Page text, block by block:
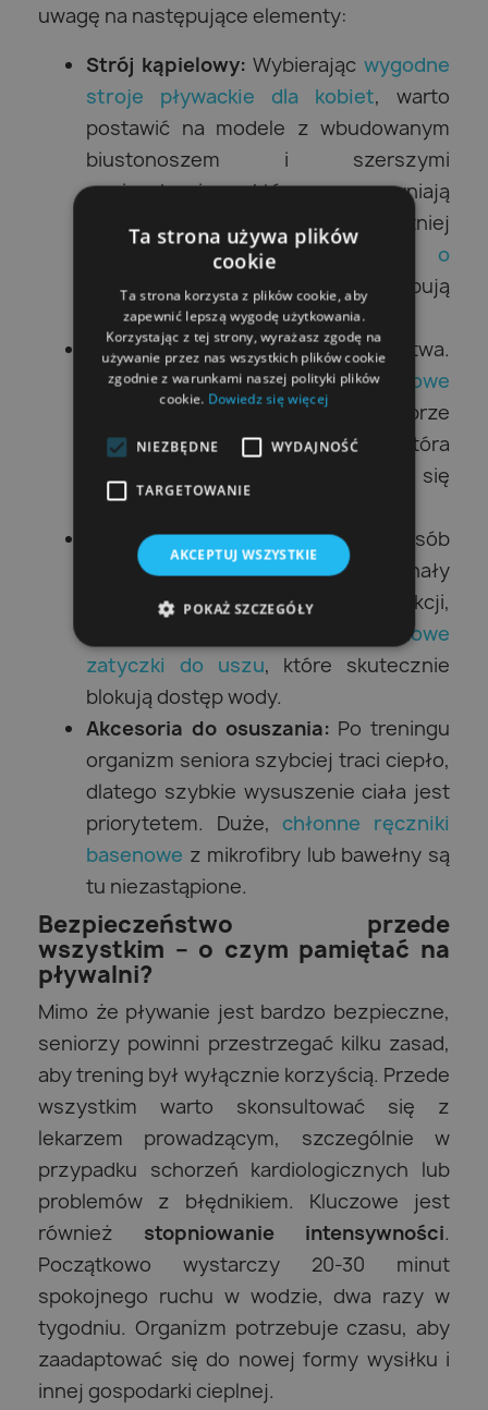
uwagę na następujące elementy:
Strój kąpielowy: Wybierającwygodne
stroje pływackie dla kobiet, warto
postawić na modele z wbudowanym
biustonoszem i szerszymi
ramiączkami, które zapewniają
stabilność. Z kolei panowie najchętniej
męskie kąpielówki o
klasycznym kroju, które nie krępują
ruchów.
Obuwie:To klucz do bezpieczeństwa.
Konieczne są solidne,antypoślizgowe
klapki na basenz dobrze
wyprofilowaną podeszwą, która
zminimalizuje ryzyko poślizgnięcia się
na mokrych kafelkach.
Ochrona uszu i nosa:Wiele osób
starszych ma wrażliwe kanały
słuchowe. Aby uniknąć infekcji,
silikonowe
zatyczki do uszu, które skutecznie
blokują dostęp wody.
Akcesoria do osuszania: Po treningu
organizm seniora szybciej traci ciepło,
dlatego szybkie wysuszenie ciała jest
priorytetem. Duże, chłonne ręczniki
basenowe z mikrofibry lub bawełny są
tu niezastąpione.
Bezpieczeństwo przede
wszystkim – o czym pamiętać na
pływalni?
Mimo że pływanie jest bardzo bezpieczne,
seniorzy powinni przestrzegać kilku zasad,
aby trening był wyłącznie korzyścią. Przede
wszystkim warto skonsultować się z
lekarzem prowadzącym, szczególnie w
przypadku schorzeń kardiologicznych lub
problemów z błędnikiem. Kluczowe jest
również stopniowanie intensywności.
Początkowo wystarczy 20-30 minut
spokojnego ruchu w wodzie, dwa razy w
tygodniu. Organizm potrzebuje czasu, aby
zaadaptować się do nowej formy wysiłku i
innej gospodarki cieplnej.
Ta strona używa plików
cookie
Ta strona korzysta z plików cookie, aby
zapewnić lepszą wygodę użytkowania.
Korzystając z tej strony, wyrażasz zgodę na
używanie przez nas wszystkich plików cookie
zgodnie z warunkami naszej polityki plików
cookie. Dowiedz się więcej
NIEZBĘDNE WYDAJNOŚĆ
TARGETOWANIE
AKCEPTUJ WSZYSTKIE
POKAŻ SZCZEGÓŁY